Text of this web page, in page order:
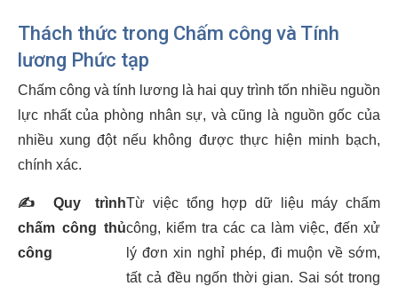
Thách thức trong Chấm công và Tính
lương Phức tạp
Chấm công và tính lương là hai quy trình tốn nhiều nguồn
lực nhất của phòng nhân sự, và cũng là nguồn gốc của
nhiều xung đột nếu không được thực hiện minh bạch,
chính xác.
✍️
Quy trình
chấm công thủ
công
Từ việc tổng hợp dữ liệu máy chấm
công, kiểm tra các ca làm việc, đến xử
lý đơn xin nghỉ phép, đi muộn về sớm,
tất cả đều ngốn thời gian. Sai sót trong